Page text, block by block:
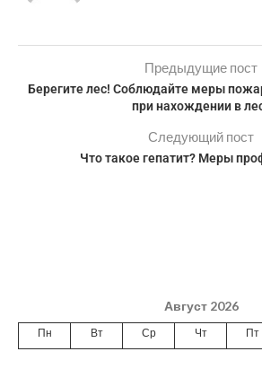
Предыдущие пост
Берегите лес! Соблюдайте меры
при нахождении в
Следующий пост
Что такое гепатит? Меры
Август 2026
Пн Вт Ср Чт Пт